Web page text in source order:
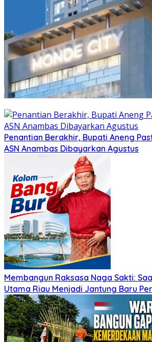
Penantian Berakhir, Bupati Aneng
ASN Anambas Dibayarkan Agustus
Membangun Raksasa Naga Sakti:
Utama Riau Menjadi Jantung Baru